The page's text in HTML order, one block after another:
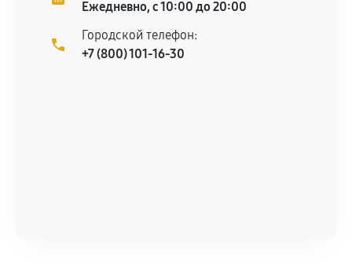
Ежедневно, с 10:00 до 20:00
Городской телефон:
+7 (800) 101-16-30